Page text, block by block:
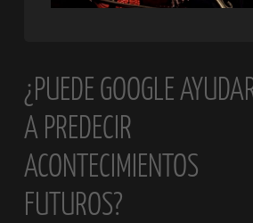
¿PUEDE GOOGLE
A PREDECIR
ACONTECIMIENTOS
FUTUROS?